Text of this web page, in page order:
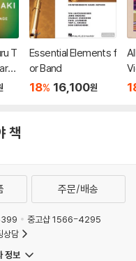
T
Essential Elements f
or Band
18% 16,100원
책
주문/배송
중고샵 1566-4295
담
정보